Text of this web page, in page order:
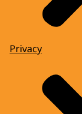
Privacy